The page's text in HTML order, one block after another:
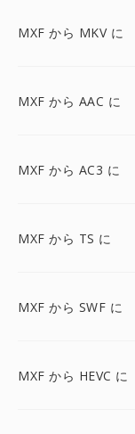
MXF から MKV に
MXF から AAC に
MXF から AC3 に
MXF から TS に
MXF から SWF に
MXF から HEVC に